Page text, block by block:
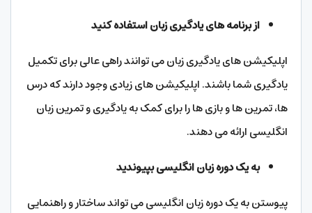
از برنامه های یادگیری زبان استفاده کنید
اپلیکیشن‌ های یادگیری زبان می ‌توانند راهی عالی برای تکمیل
یادگیری شما باشند. اپلیکیشن‌ های زیادی وجود دارند که درس‌
ها، تمرین‌ ها و بازی ‌ها را برای کمک به یادگیری و تمرین زبان
انگلیسی ارائه می ‌دهند.
به یک دوره زبان انگلیسی بپیوندید
پیوستن به یک دوره زبان انگلیسی می تواند ساختار و راهنمایی